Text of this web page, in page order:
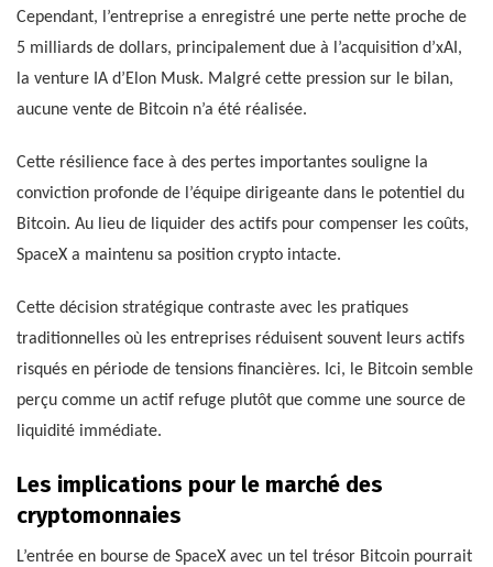
Cependant, l’entreprise a enregistré une perte nette proche de
5 milliards de dollars, principalement due à l’acquisition d’xAI,
la venture IA d’Elon Musk. Malgré cette pression sur le bilan,
aucune vente de Bitcoin n’a été réalisée.
Cette résilience face à des pertes importantes souligne la
conviction profonde de l’équipe dirigeante dans le potentiel du
Bitcoin. Au lieu de liquider des actifs pour compenser les coûts,
SpaceX a maintenu sa position crypto intacte.
Cette décision stratégique contraste avec les pratiques
traditionnelles où les entreprises réduisent souvent leurs actifs
risqués en période de tensions financières. Ici, le Bitcoin semble
perçu comme un actif refuge plutôt que comme une source de
liquidité immédiate.
Les implications pour le marché des
cryptomonnaies
L’entrée en bourse de SpaceX avec un tel trésor Bitcoin pourrait